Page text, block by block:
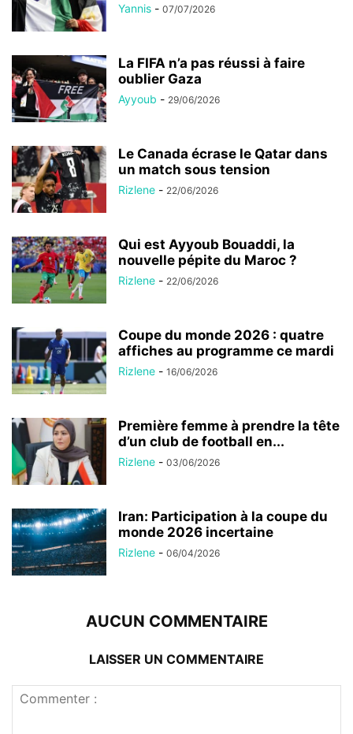
Yannis - 07/07/2026
La FIFA n’a pas réussi à faire
oublier Gaza
Ayyoub - 29/06/2026
Le Canada écrase le Qatar dans
un match sous tension
Rizlene - 22/06/2026
Qui est Ayyoub Bouaddi, la
nouvelle pépite du Maroc ?
Rizlene - 22/06/2026
Coupe du monde 2026 : quatre
affiches au programme ce mardi
Rizlene - 16/06/2026
Première femme à prendre la tête
d’un club de football en...
Rizlene - 03/06/2026
Iran: Participation à la coupe du
monde 2026 incertaine
Rizlene - 06/04/2026
AUCUN COMMENTAIRE
LAISSER UN COMMENTAIRE